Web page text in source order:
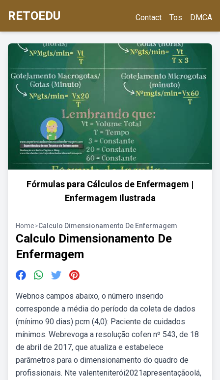
RETOEDU Contact Tos DMCA
Fórmulas para Cálculos de Enfermagem |
Enfermagem Ilustrada
Home>Calculo Dimensionamento De Enfermagem
Calculo Dimensionamento De
Enfermagem
Webnos campos abaixo, o número inserido
corresponde a média do período da coleta de dados
(mínimo 90 dias) pcm (4,0): Paciente de cuidados
mínimos. Webrevoga a resolução cofen nº 543, de 18
de abril de 2017, que atualiza e estabelece
parâmetros para o dimensionamento do quadro de
profissionais. Nte valenteniterói2021apresentaçãoolá,